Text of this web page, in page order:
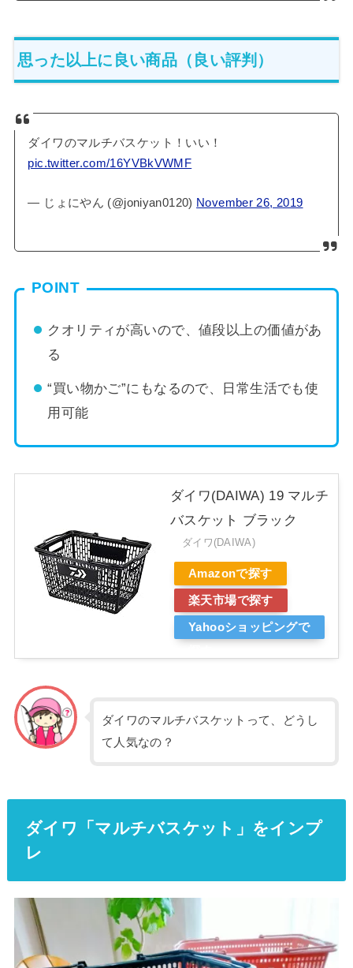
思った以上に良い商品（良い評判）
ダイワのマルチバスケット！いい！
pic.twitter.com/16YVBkVWMF
— じょにやん (@joniyan0120) November 26, 2019
POINT
クオリティが高いので、値段以上の価値があ
る
“買い物かご”にもなるので、日常生活でも使
用可能
ダイワ(DAIWA) 19 マルチ
バスケット ブラック
ダイワ(DAIWA)
Amazonで探す
楽天市場で探す
Yahooショッピングで
ダイワのマルチバスケットって、どうし
て人気なの？
ダイワ「マルチバスケット」をインプ
レ